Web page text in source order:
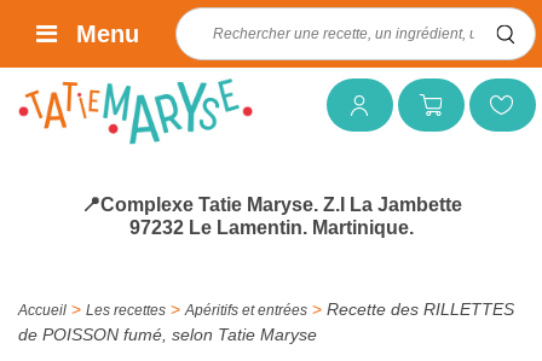
Mon compteMon panierMes favoris
Rechercher :
Menu
📍Complexe Tatie Maryse. Z.I La Jambette
97232 Le Lamentin. Martinique.
Accueil > Les recettes > Apéritifs et entrées > Recette des RILLETTES
de POISSON fumé, selon Tatie Maryse